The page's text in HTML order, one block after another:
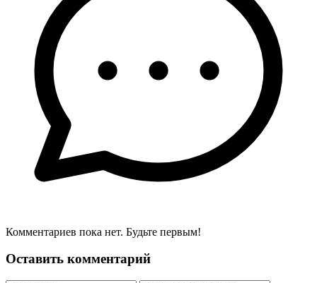
Комментариев пока нет. Будьте первым!
Оставить комментарий